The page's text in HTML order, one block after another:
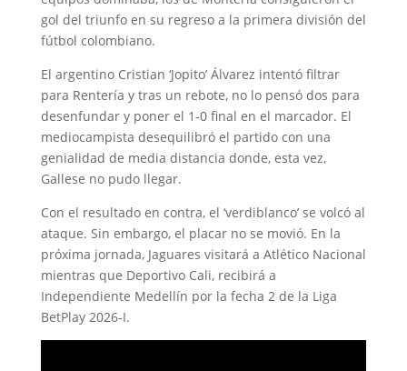
gol del triunfo en su regreso a la primera división del
fútbol colombiano.
El argentino Cristian ‘Jopito’ Álvarez intentó filtrar
para Rentería y tras un rebote, no lo pensó dos para
desenfundar y poner el 1-0 final en el marcador. El
mediocampista desequilibró el partido con una
genialidad de media distancia donde, esta vez,
Gallese no pudo llegar.
Con el resultado en contra, el ‘verdiblanco’ se volcó al
ataque. Sin embargo, el placar no se movió. En la
próxima jornada, Jaguares visitará a Atlético Nacional
mientras que Deportivo Cali, recibirá a
Independiente Medellín por la fecha 2 de la Liga
BetPlay 2026-I.